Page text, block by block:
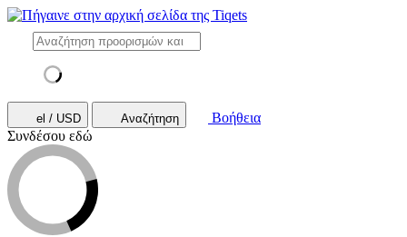
el / USD Αναζήτηση
Βοήθεια
Συνδέσου εδώ